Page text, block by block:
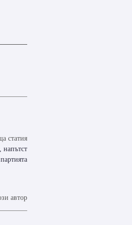
статия
напътст
автор